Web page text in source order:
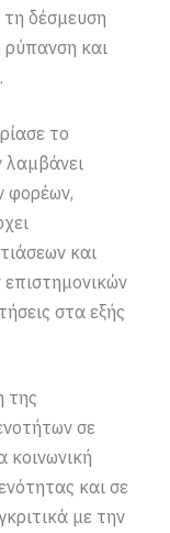
δέσμευση
και
το
λαμβάνει
φορέων,
και
στα εξής
της
σε
κοινωνική
και σε
με την